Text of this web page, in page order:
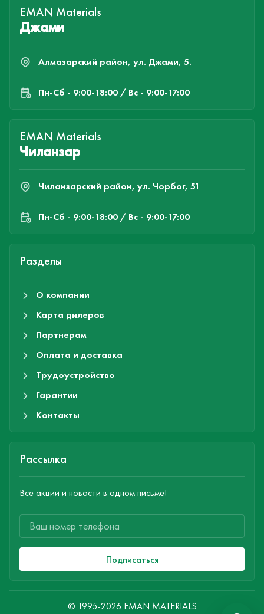
EMAN Materials
Джами
Алмазарский район, ул. Джами, 5.
Пн-Cб - 9:00-18:00 / Вс - 9:00-17:00
EMAN Materials
Чиланзар
Чиланзарский район, ул. Чорбог, 51
Пн-Cб - 9:00-18:00 / Вс - 9:00-17:00
Разделы
О компании
Карта дилеров
Партнерам
Оплата и доставка
Трудоустройство
Гарантии
Контакты
Рассылка
Все акции и новости в одном письме!
Подписаться
© 1995-2026 EMAN MATERIALS